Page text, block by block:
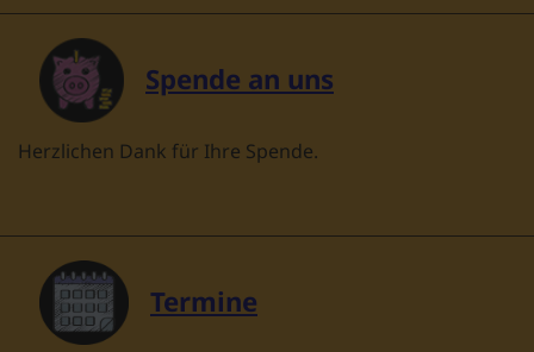
Spende an uns
Herzlichen Dank für Ihre Spende.
Termine